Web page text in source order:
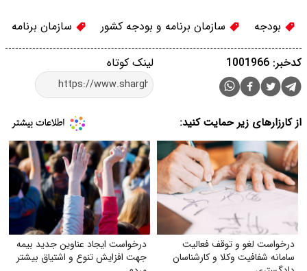
بودجه سازمان برنامه و بودجه کشور سازمان برنامه
لینک کوتاه کدخبر: 1001966
از کارزارهای زیر حمایت کنید:
درخواست لغو و توقف فعالیت
سامانه شفافیت وکلا و کارشناسان
درخواست ایجاد عناوین جدید بیمه
جهت افزایش تنوع و اشتیاق بیشتر